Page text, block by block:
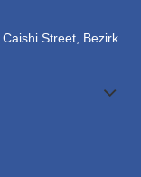
Street, Bezirk